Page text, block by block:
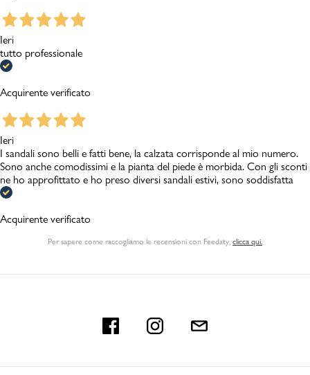
Ieri
tutto professionale
Acquirente verificato
Ieri
I sandali sono belli e fatti bene, la calzata corrisponde al mio numero.
Sono anche comodissimi e la pianta del piede è morbida. Con gli sconti
ne ho approfittato e ho preso diversi sandali estivi, sono soddisfatta
Acquirente verificato
Per sapere come raccogliamo le recensioni con Feedaty, clicca qui.